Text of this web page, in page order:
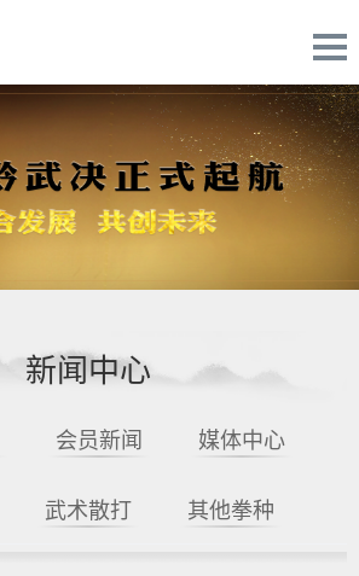
新闻中心
会员新闻 媒体中心
武术散打 其他拳种